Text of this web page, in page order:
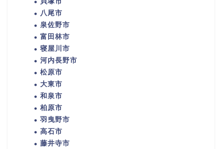
八尾市
泉佐野市
富田林市
寝屋川市
河内長野市
松原市
大東市
和泉市
柏原市
羽曳野市
高石市
藤井寺市